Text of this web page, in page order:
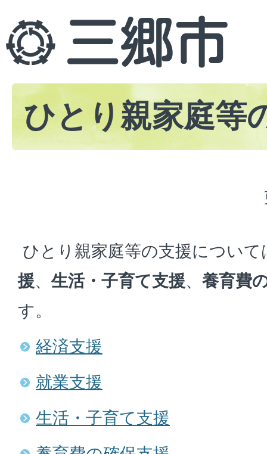
ひとり親家庭等
ひとり親家庭等の支援について
援、 生活・子育て支援、 養育費
す。
経済支援
就業支援
生活・子育て支援